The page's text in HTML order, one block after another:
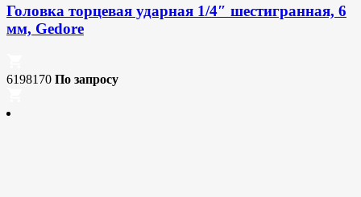
Головка торцевая ударная 1/4″ шестигранная, 6
мм, Gedore
6198170 По запросу